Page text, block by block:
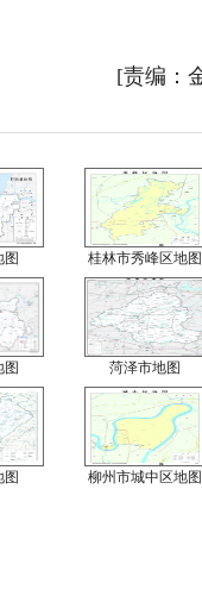
[责编：
图 桂林市秀峰区地图
图 菏泽市地图
图 柳州市城中区地图